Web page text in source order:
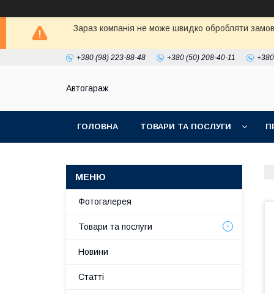
Зараз компанія не може швидко обробляти
+380 (98) 223-88-48 +380 (50) 208-40-11
Автогараж
ГОЛОВНА ТОВАРИ ТА ПОСЛУГИ
Фотогалерея
Товари та послуги
Новини
Статті